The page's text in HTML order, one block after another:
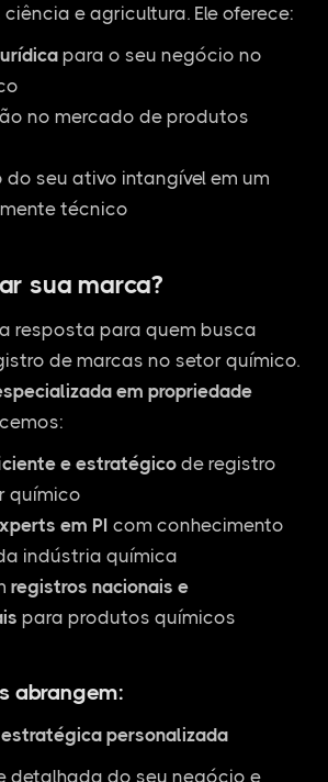
e agricultura. Ele oferece:
para o seu negócio no
no mercado de produtos
do seu ativo intangível em um
técnico
sua marca?
resposta para quem busca
de marcas no setor químico.
em propriedade
e estratégicode registro
químico
em PI com conhecimento
indústria química
registros nacionais e
para produtos químicos
abrangem:
personalizada
detalhada do seu negócio e